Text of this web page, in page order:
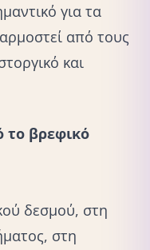
για τα
από τους
και
το βρεφικό
δεσμού, στη
στη